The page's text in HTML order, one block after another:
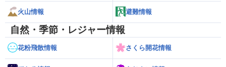
火山情報 避難情報
自然・季節・レジャー情報
花粉飛散情報 さくら開花情報